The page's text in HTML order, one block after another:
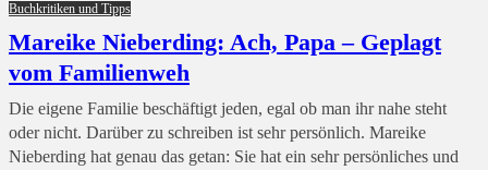
Buchkritiken und Tipps
Mareike Nieberding: Ach, Papa – Geplagt
vom Familienweh
Die eigene Familie beschäftigt jeden, egal ob man ihr nahe steht
oder nicht. Darüber zu schreiben ist sehr persönlich. Mareike
Nieberding hat genau das getan: Sie hat ein sehr persönliches und